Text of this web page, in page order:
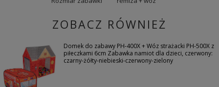
ZOBACZ RÓWNIEŻ
Domek do zabawy PH-400X + Wóz strażacki PH-500X z
piłeczkami 6cm Zabawka namiot dla dzieci, czerwony:
czarny-żółty-niebieski-czerwony-zielony